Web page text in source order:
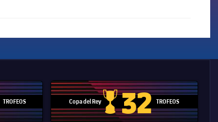
de Clubes
TROFEOS Copa del Rey
Copa del Rey
32 TROFEOS